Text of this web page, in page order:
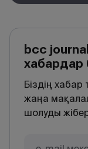
bcc
Біздің
жаңа
шолуды